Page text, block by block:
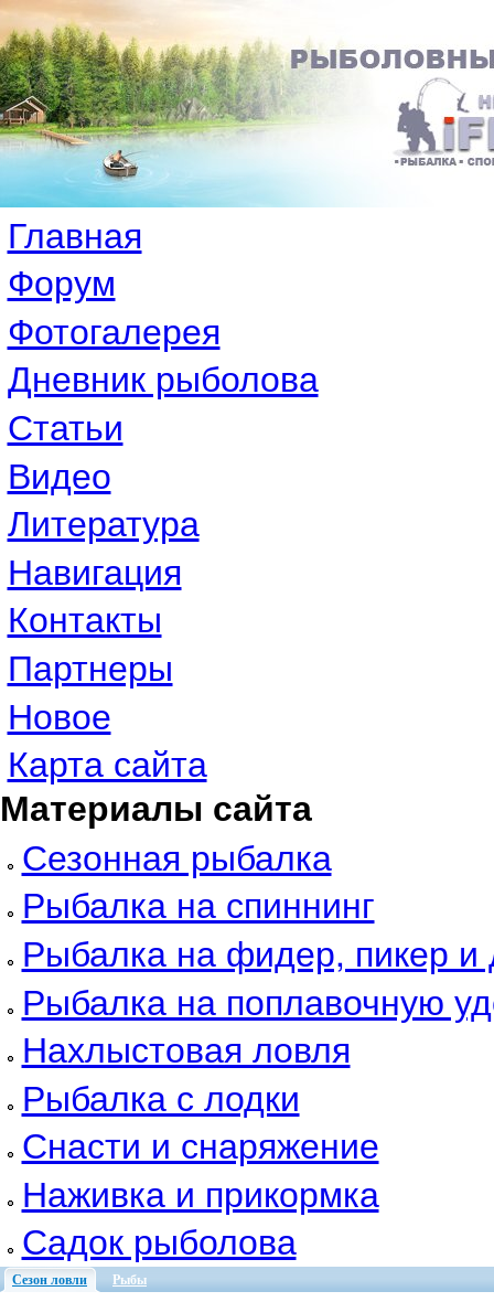
Главная
Форум
Фотогалерея
Дневник рыболова
Статьи
Видео
Литература
Навигация
Контакты
Партнеры
Новое
Карта сайта
Материалы сайта
Сезонная рыбалка
Рыбалка на спиннинг
Рыбалка на фидер, пикер и
Рыбалка на поплавочную
Нахлыстовая ловля
Рыбалка с лодки
Снасти и снаряжение
Наживка и прикормка
Садок рыболова
Сезон ловли Рыбы